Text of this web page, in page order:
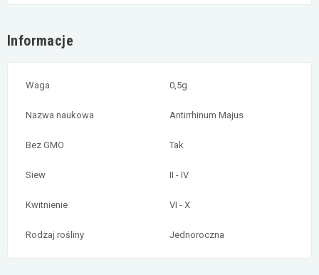
Informacje
Waga 0,5g
Nazwa naukowa Antirrhinum Majus
Bez GMO Tak
Siew II - IV
Kwitnienie VI - X
Rodzaj rośliny Jednoroczna